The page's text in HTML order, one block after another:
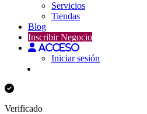
Servicios
Tiendas
Blog
Inscribir Negocio
Acceso
Iniciar sesión
Verificado